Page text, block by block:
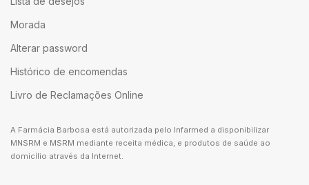
Morada
Alterar password
Histórico de encomendas
Livro de Reclamações Online
A Farmácia Barbosa está autorizada pelo Infarmed a disponibilizar
MNSRM e MSRM mediante receita médica, e produtos de saúde ao
domicílio através da Internet.